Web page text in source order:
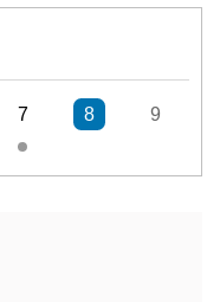
7 8 9